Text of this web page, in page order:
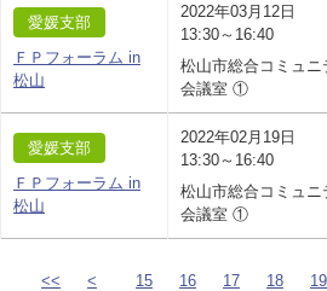
愛媛支部
ＦＰフォーラム in
松山
2022年03月12日
13:30～16:40
松山市総合コミュ
会議室 ①
愛媛支部
ＦＰフォーラム in
松山
2022年02月19日
13:30～16:40
松山市総合コミュ
会議室 ①
<< < 15 16 17 18 19